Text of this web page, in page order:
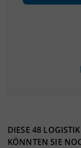
(Landkreis / Kreisfreie
40%
DIESE 48
KÖNNTEN SIE